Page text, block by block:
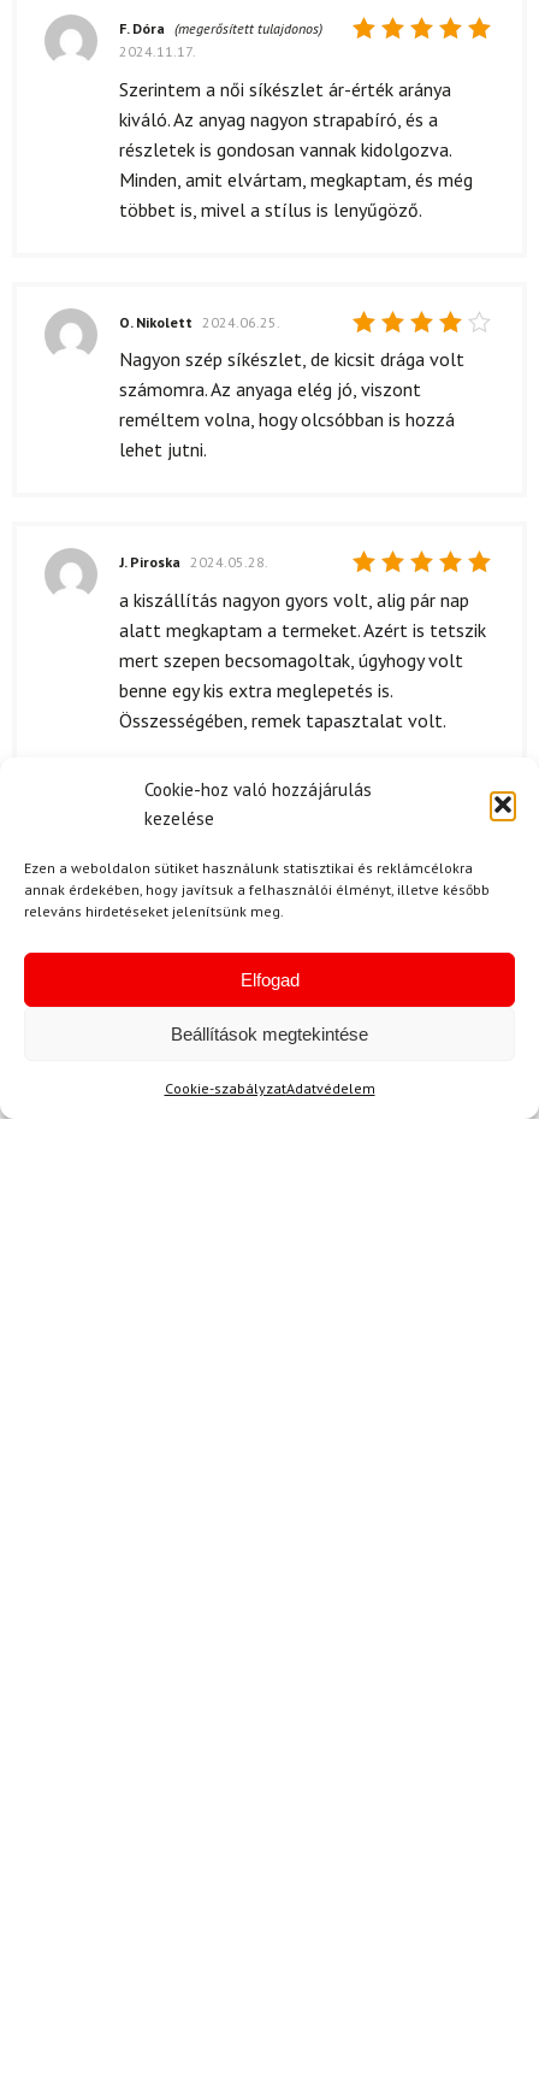
Cookie-hoz való hozzájárulás
kezelése
Ezen a weboldalon sütiket használunk statisztikai és reklámcélokra
annak érdekében, hogy javítsuk a felhasználói élményt, illetve később
releváns hirdetéseket jelenítsünk meg.
Elfogad
Beállítások megtekintése
Cookie-szabályzatAdatvédelem
5/ 5
F. Dóra (megerősített tulajdonos)
2024.11.17.
Szerintem a női síkészlet ár-érték aránya
kiváló. Az anyag nagyon strapabíró, és a
részletek is gondosan vannak kidolgozva.
Minden, amit elvártam, megkaptam, és még
többet is, mivel a stílus is lenyűgöző.
Értékelés:
/ 5
O. Nikolett 2024.06.25.
Nagyon szép síkészlet, de kicsit drága volt
számomra. Az anyaga elég jó, viszont
reméltem volna, hogy olcsóbban is hozzá
lehet jutni.
Értékelés:
/ 5
J. Piroska 2024.05.28.
a kiszállítás nagyon gyors volt, alig pár nap
alatt megkaptam a termeket. Azért is tetszik
mert szepen becsomagoltak, úgyhogy volt
benne egy kis extra meglepetés is.
Összességében, remek tapasztalat volt.
Értékelés:
5/ 5
Nagyon elégedett vagyok ezzel a termekkel. A
minősége szep, a varrasok erősek, és az
tartos lesz de eddig semmi bajom vele.
Kényelmes viselet sieles közben, igazi jó